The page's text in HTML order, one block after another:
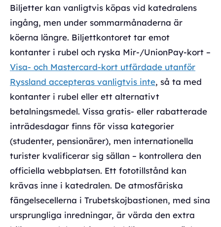
Biljetter kan vanligtvis köpas vid katedralens
ingång, men under sommarmånaderna är
köerna längre. Biljettkontoret tar emot
kontanter i rubel och ryska Mir-/UnionPay-kort –
Visa- och Mastercard-kort utfärdade utanför
Ryssland accepteras vanligtvis inte, så ta med
kontanter i rubel eller ett alternativt
betalningsmedel. Vissa gratis- eller rabatterade
inträdesdagar finns för vissa kategorier
(studenter, pensionärer), men internationella
turister kvalificerar sig sällan – kontrollera den
officiella webbplatsen. Ett fototillstånd kan
krävas inne i katedralen. De atmosfäriska
fängelsecellerna i Trubetskojbastionen, med sina
ursprungliga inredningar, är värda den extra